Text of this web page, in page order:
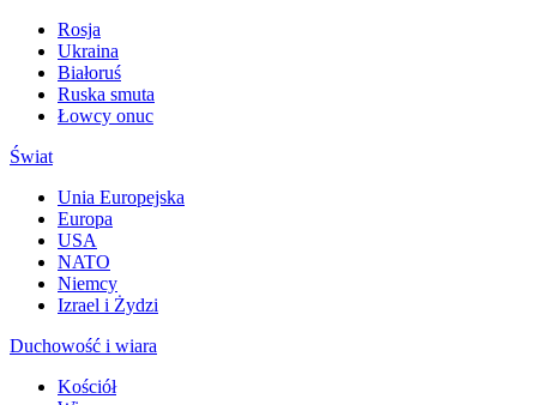
Rosja
Ukraina
Białoruś
Ruska smuta
Łowcy onuc
Świat
Unia Europejska
Europa
USA
NATO
Niemcy
Izrael i Żydzi
Duchowość i wiara
Kościół